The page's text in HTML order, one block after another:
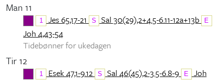
Man 11
1 Jes 65,17-21 S Sal 30(29),2+4.5-6.11-12a+13b E
Joh 4,43-54
Tidebønner for ukedagen
Tir 12
1 Esek 47,1-9.12 S Sal 46(45),2-3.5-6.8-9 E
Joh